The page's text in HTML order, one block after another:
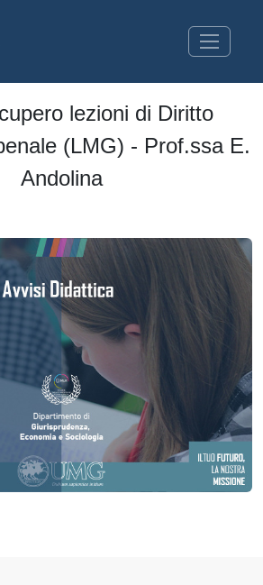
lezioni di Diritto
(LMG) - Prof.ssa E.
Andolina